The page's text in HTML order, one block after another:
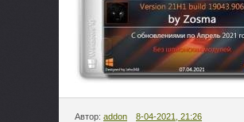
Автор: addon 8-04-2021, 21:26